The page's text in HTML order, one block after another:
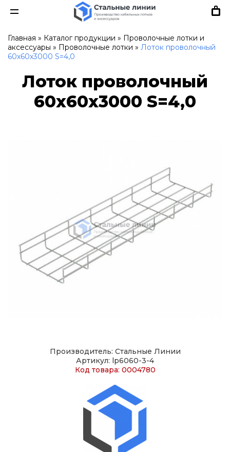
Главная » Каталог продукции » Проволочные лотки и
аксессуары » Проволочные лотки » Лоток проволочный
60х60х3000 S=4,0
Лоток проволочный
60х60х3000 S=4,0
Производитель: Стальные Линии
Артикул: lp6060-3-4
Код товара: 0004780